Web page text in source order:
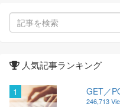
人気記事ランキング
1 GET／
246,713